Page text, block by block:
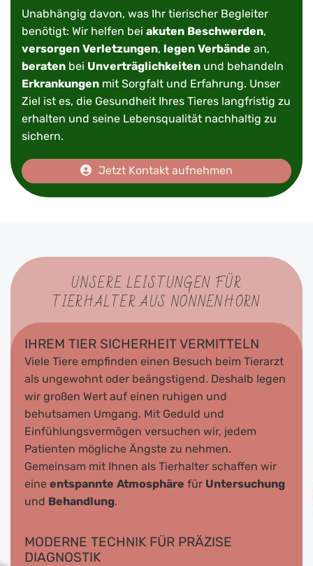
Unabhängig davon, was Ihr tierischer Begleiter
benötigt: Wir helfen bei akuten Beschwerden,
versorgen Verletzungen, legen Verbände an,
beraten bei Unverträglichkeiten und behandeln
Erkrankungen mit Sorgfalt und Erfahrung. Unser
Ziel ist es, die Gesundheit Ihres Tieres langfristig zu
erhalten und seine Lebensqualität nachhaltig zu
sichern.
Jetzt Kontakt aufnehmen
UNSERE LEISTUNGEN FÜR
TIERHALTER AUS NONNENHORN
IHREM TIER SICHERHEIT VERMITTELN
Viele Tiere empfinden einen Besuch beim Tierarzt
als ungewohnt oder beängstigend. Deshalb legen
wir großen Wert auf einen ruhigen und
behutsamen Umgang. Mit Geduld und
Einfühlungsvermögen versuchen wir, jedem
Patienten mögliche Ängste zu nehmen.
Gemeinsam mit Ihnen als Tierhalter schaffen wir
eine entspannte Atmosphäre für Untersuchung
und Behandlung.
MODERNE TECHNIK FÜR PRÄZISE
DIAGNOSTIK